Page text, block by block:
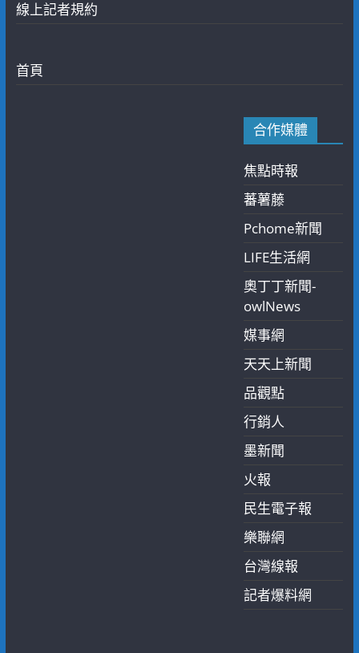
線上記者規約
首頁
合作媒體
焦點時報
蕃薯藤
Pchome新聞
LIFE生活網
奧丁丁新聞-
owlNews
媒事網
天天上新聞
品觀點
行銷人
墨新聞
火報
民生電子報
樂聯網
台灣線報
記者爆料網